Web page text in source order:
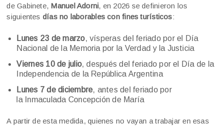
de Gabinete, Manuel Adorni, en 2026 se definieron los
siguientes días no laborables con fines turísticos:
Lunes 23 de marzo, vísperas del feriado por el Día
Nacional de la Memoria por la Verdad y la Justicia
Viernes 10 de julio, después del feriado por el Día de la
Independencia de la República Argentina
Lunes 7 de diciembre, antes del feriado por
la Inmaculada Concepción de María
A partir de esta medida, quienes no vayan a trabajar en esas